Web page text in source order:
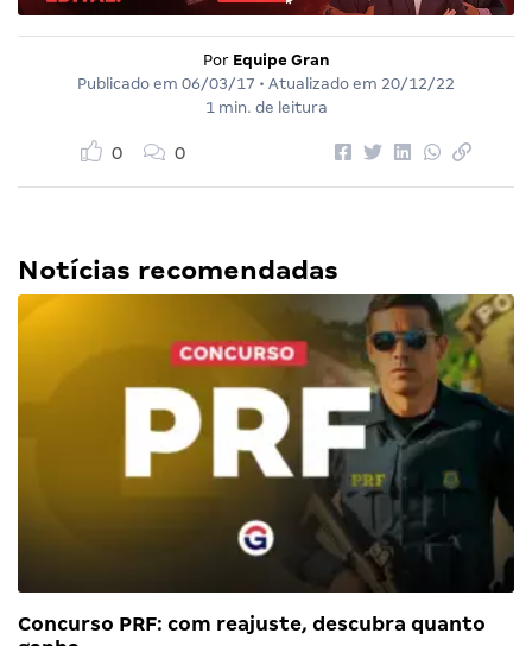
Por Equipe Gran
Publicado em 06/03/17 • Atualizado em 20/12/22
1 min. de leitura
0 0
Notícias recomendadas
Concurso PRF: com reajuste, descubra quanto